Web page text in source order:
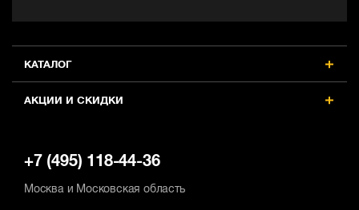
КАТАЛОГ
АКЦИИ И СКИДКИ
+7 (495) 118-44-36
Москва и Московская область